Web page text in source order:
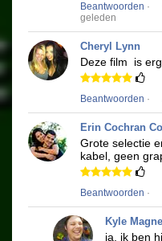
Beantwoorden ·
geleden
Cheryl Lynn
Deze film is
Beantwoorden ·
Erin Cochran
Grote selectie
kabel, geen
Beantwoorden ·
Kyle
ja, ik ben